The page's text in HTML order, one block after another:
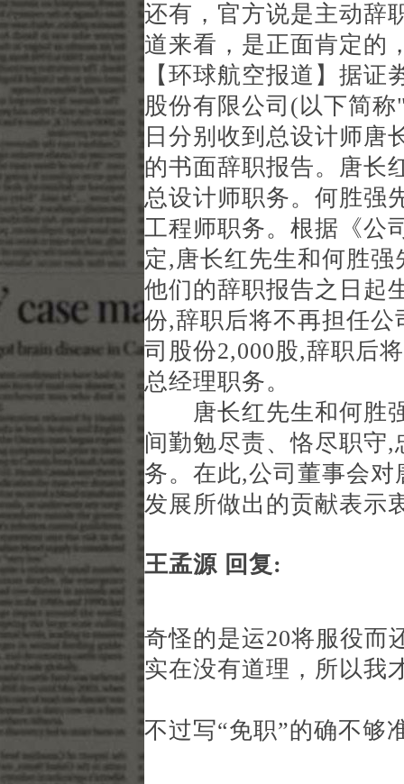
还有，官方说是主动辞
道来看，是正面肯定的
【环球航空报道】据
股份有限公司(以下简
日分别收到总设计师唐
的书面辞职报告。唐长
总设计师职务。何胜强
工程师职务。根据《公
定,唐长红先生和何胜
他们的辞职报告之日起
份,辞职后将不再担任
司股份2,000股,辞职后
总经理职务。
唐长红先生和何胜强
间勤勉尽责、恪尽职守
务。在此,公司董事会
发展所做出的贡献表示
王孟源 回复:
奇怪的是运20将服役而
实在没有道理，所以我
不过写“免职”的确不够